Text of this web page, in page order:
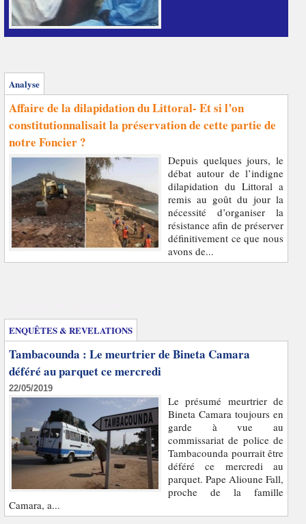
Analyse
Affaire de la dilapidation du Littoral- Et si l’on
constitutionnalisait la préservation de cette partie de
notre Foncier ?
Depuis quelques jours, le
débat autour de l’indigne
dilapidation du Littoral a
remis au goût du jour la
nécessité d’organiser la
résistance afin de préserver
définitivement ce que nous
avons de...
ENQUÊTES & REVELATIONS
Tambacounda : Le meurtrier de Bineta Camara
déféré au parquet ce mercredi
22/05/2019
Le présumé meurtrier de
Bineta Camara toujours en
garde à vue au
commissariat de police de
Tambacounda pourrait être
déféré ce mercredi au
parquet. Pape Alioune Fall,
proche de la famille
Camara, a...